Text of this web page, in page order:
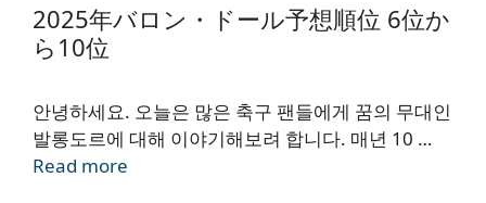
ー
2025年バロン・ドール予想順位 6位か
ら10位
안녕하세요. 오늘은 많은 축구 팬들에게 꿈의 무대인
발롱도르에 대해 이야기해보려 합니다. 매년 10 …
Read more